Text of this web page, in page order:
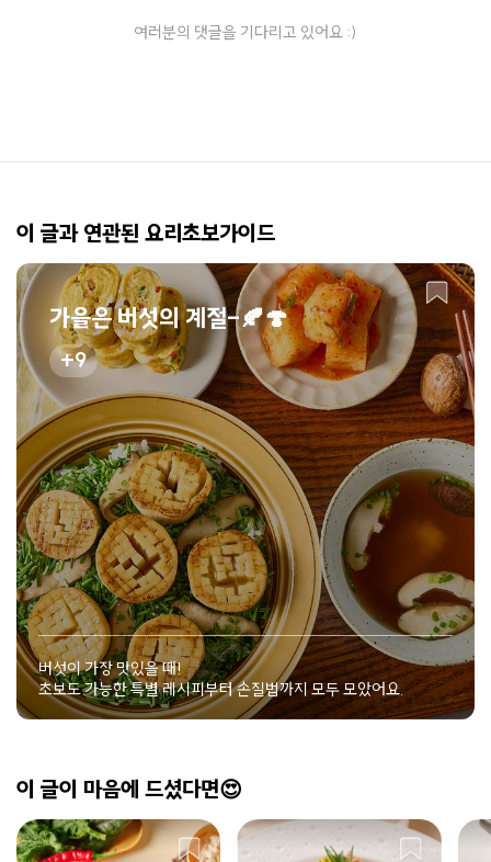
여러분의 댓글을 기다리고 있어요 :)
이 글과 연관된 요리초보가이드
가을은 버섯의 계절-🍂🍄
9
버섯이 가장 맛있을 때!
초보도 가능한 특별 레시피부터 손질법까지 모두 모았어요.
이 글이 마음에 드셨다면😍